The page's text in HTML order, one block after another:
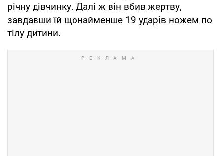
річну дівчинку. Далі ж він вбив жертву,
завдавши їй щонайменше 19 ударів ножем по
тілу дитини.